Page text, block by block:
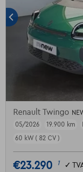
Renault Twingo
05/2026
19.900 km
60 kW ( 82 CV )
€23.290 1 ✓